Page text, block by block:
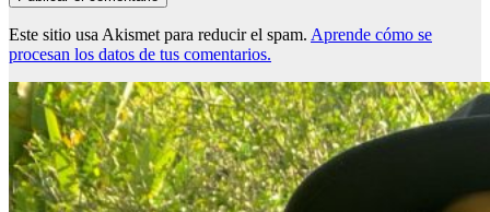
Este sitio usa Akismet para reducir el spam. Aprende cómo se
procesan los datos de tus comentarios.